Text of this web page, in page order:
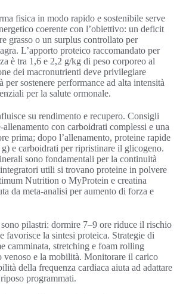
fisica in modo rapido e sostenibile serve
coerente con l’obiettivo: un deficit
grasso o un surplus controllato per
L’apporto proteico raccomandato per
è tra 1,6 e 2,2 g/kg di peso corporeo al
dei macronutrienti deve privilegiare
per sostenere performance ad alta intensità
per la salute ormonale.
su rendimento e recupero. Consigli
con carboidrati complessi e una
prima; dopo l’allenamento, proteine rapide
e carboidrati per ripristinare il glicogeno.
sono fondamentali per la continuità
utili si trovano proteine in polvere
Nutrition o MyProtein e creatina
da meta-analisi per aumento di forza e
pilastri: dormire 7–9 ore riduce il rischio
favorisce la sintesi proteica. Strategie di
camminata, stretching e foam rolling
e la mobilità. Monitorare il carico
della frequenza cardiaca aiuta ad adattare
programmati.